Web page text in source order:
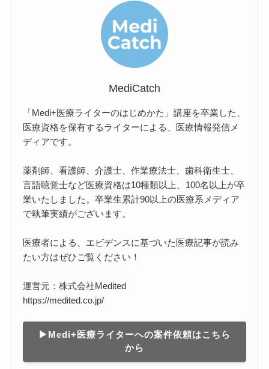
MediCatch
「Medi+医療ライターのはじめかた」講座を卒業した、
医療資格を保有するライターによる、医療情報発信メ
ディアです。
薬剤師、看護師、介護士、作業療法士、歯科衛生士、
言語聴覚士など医療資格は10種類以上、100名以上が卒
業いたしました。卒業生累計90以上の医療系メディア
で執筆実績がございます。
医療者による、エビデンスに基づいた医療記事が読み
たい方はぜひご覧ください！
運営元：株式会社Medited
https://medited.co.jp/
▶︎Medi+医療ライターへの案件依頼はこちら
から